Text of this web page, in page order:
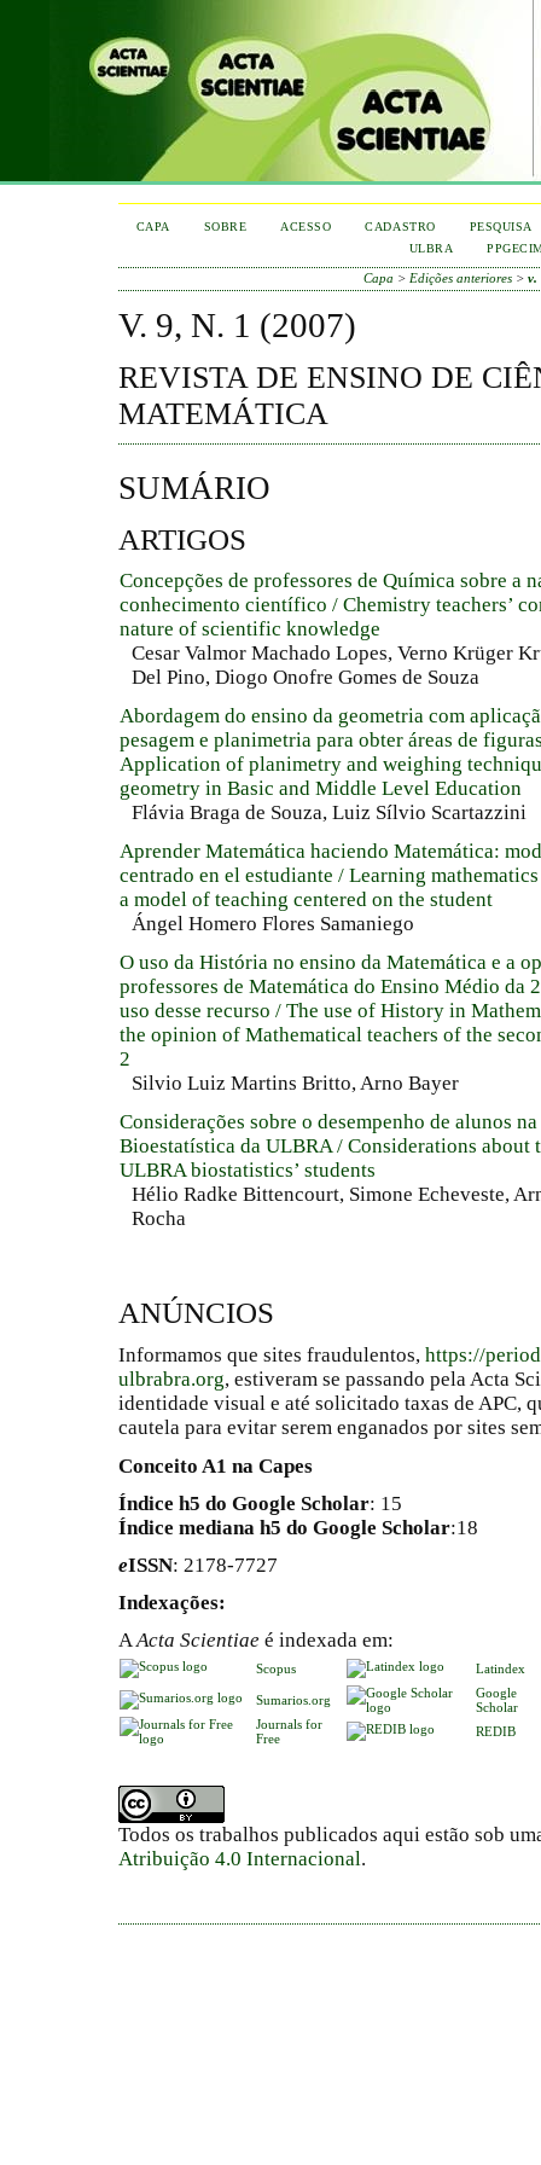
CAPA SOBRE ACESSO CADASTRO
PESQUISA
ULBRA
Capa > Edições anteriores> v.
V. 9, N. 1 (2007)
REVISTA DE ENSINO DE
MATEMÁTICA
SUMÁRIO
ARTIGOS
Concepções de professores de Química sobre a
conhecimento científico / Chemistry teachers’
nature of scientific knowledge
Cesar Valmor Machado Lopes, Verno Krüger
Del Pino, Diogo Onofre Gomes de Souza
Abordagem do ensino da geometria com
pesagem e planimetria para obter áreas de
Application of planimetry and weighing
geometry in Basic and Middle Level Education
Flávia Braga de Souza, Luiz Sílvio Scartazzini
Aprender Matemática haciendo Matemática:
centrado en el estudiante / Learning
a model of teaching centered on the student
Ángel Homero Flores Samaniego
O uso da História no ensino da Matemática e a
professores de Matemática do Ensino Médio da
uso desse recurso / The use of History in
the opinion of Mathematical teachers of the
2
Silvio Luiz Martins Britto, Arno Bayer
Considerações sobre o desempenho de alunos
Bioestatística da ULBRA / Considerations about
ULBRA biostatistics’ students
Hélio Radke Bittencourt, Simone Echeveste,
Rocha
ANÚNCIOS
Informamos que sites fraudulentos, https://
ulbrabra.org, estiveram se passando pela Acta
identidade visual e até solicitado taxas de APC,
cautela para evitar serem enganados por sites
Conceito A1 na Capes
Índice h5 do Google Scholar: 15
Índice mediana h5 do Google Scholar:18
eISSN: 2178-7727
Indexações:
AActa Scientiae é indexada em:
Scopus Latindex
Sumarios.org
Google
Scholar
Journals for
Free
REDIB
Todos os trabalhos publicados aqui estão sob
Atribuição 4.0 Internacional.